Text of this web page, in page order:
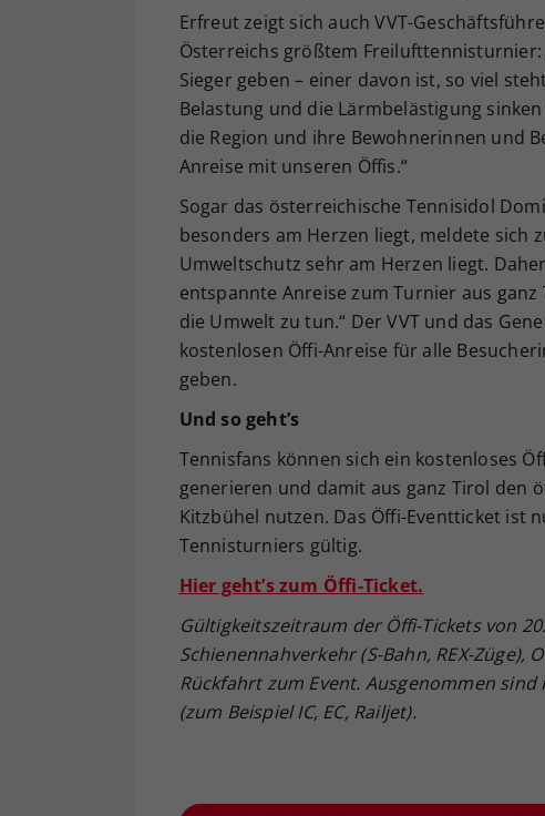
Erfreut zeigt sich auch VVT-
Österreichs größtem Freilufttennisturnier:
Sieger geben – einer davon ist, so viel
Belastung und die Lärmbelästigung
die Region und ihre Bewohnerinnen und
Anreise mit unseren Öffis.“
Sogar das österreichische Tennisidol
besonders am Herzen liegt, meldete sich
Umweltschutz sehr am Herzen liegt.
entspannte Anreise zum Turnier aus
die Umwelt zu tun.“ Der VVT und das
kostenlosen Öffi-Anreise für alle
geben.
Und so geht’s
Tennisfans können sich ein kostenloses
generieren und damit aus ganz Tirol den
Kitzbühel nutzen. Das Öffi-Eventticket
Tennisturniers gültig.
Hier geht’s zum Öffi-Ticket.
Gültigkeitszeitraum der Öffi-Tickets von
Schienennahverkehr (S-Bahn, REX-
Rückfahrt zum Event. Ausgenommen sind
(zum Beispiel IC, EC, Railjet).